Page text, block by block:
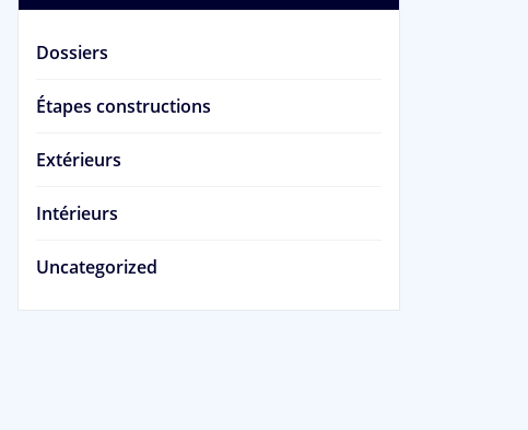
Dossiers
Étapes constructions
Extérieurs
Intérieurs
Uncategorized